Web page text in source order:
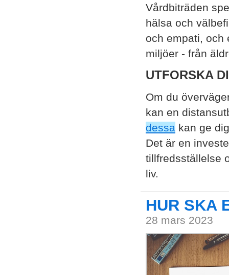
Vårdbiträden
hälsa och
och empati, och
miljöer - från
UTFORSKA
Om du
kan en
dessa kan ge
Det är en
tillfredsställelse
liv.
HUR SKA
28 mars 2023